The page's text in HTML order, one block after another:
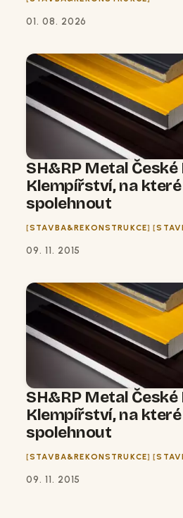
01. 08. 2026
SH&RP Metal
Klempířství, na
spolehnout
STAVBA&REKONSTRUKCE
09. 11. 2015
SH&RP Metal
Klempířství, na
spolehnout
STAVBA&REKONSTRUKCE
09. 11. 2015